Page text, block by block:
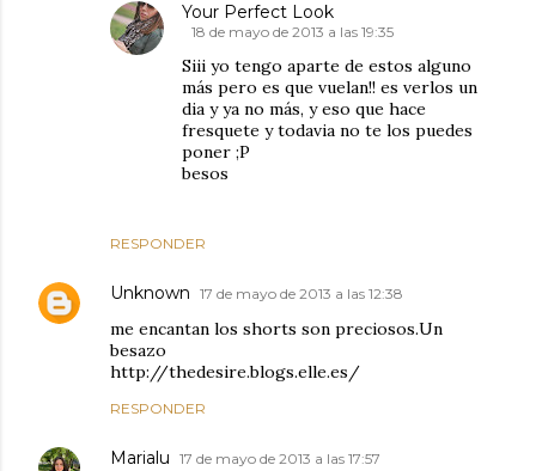
RESPONDER
Your Perfect Look
18 de mayo de 2013 a las 19:35
Siii yo tengo aparte de estos alguno
más pero es que vuelan!! es verlos un
dia y ya no más, y eso que hace
fresquete y todavia no te los puedes
poner ;P
besos
Unknown 17 de mayo de 2013 a las 12:38
me encantan los shorts son preciosos.Un
besazo
http://thedesire.blogs.elle.es/
RESPONDER
Marialu 17 de mayo de 2013 a las 17:57